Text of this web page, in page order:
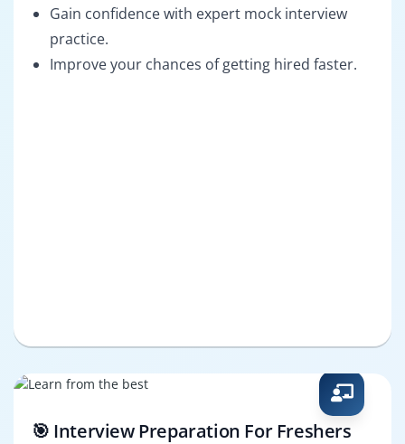
Gain confidence with expert mock interview
practice.
Improve your chances of getting hired faster.
🎯 Interview Preparation For Freshers